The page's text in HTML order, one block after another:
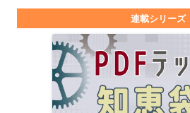
連載シリーズ